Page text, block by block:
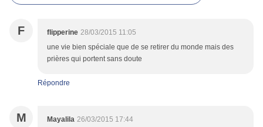
F flipperine 28/03/2015 11:05
une vie bien spéciale que de se retirer du monde mais des
prières qui portent sans doute
Répondre
M Mayalila 26/03/2015 17:44